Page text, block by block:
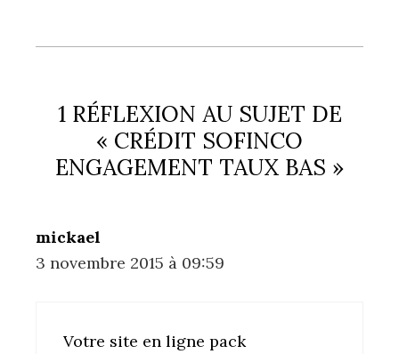
1 RÉFLEXION AU SUJET DE
« CRÉDIT SOFINCO
ENGAGEMENT TAUX BAS »
mickael
3 novembre 2015 à 09:59
Votre site en ligne pack